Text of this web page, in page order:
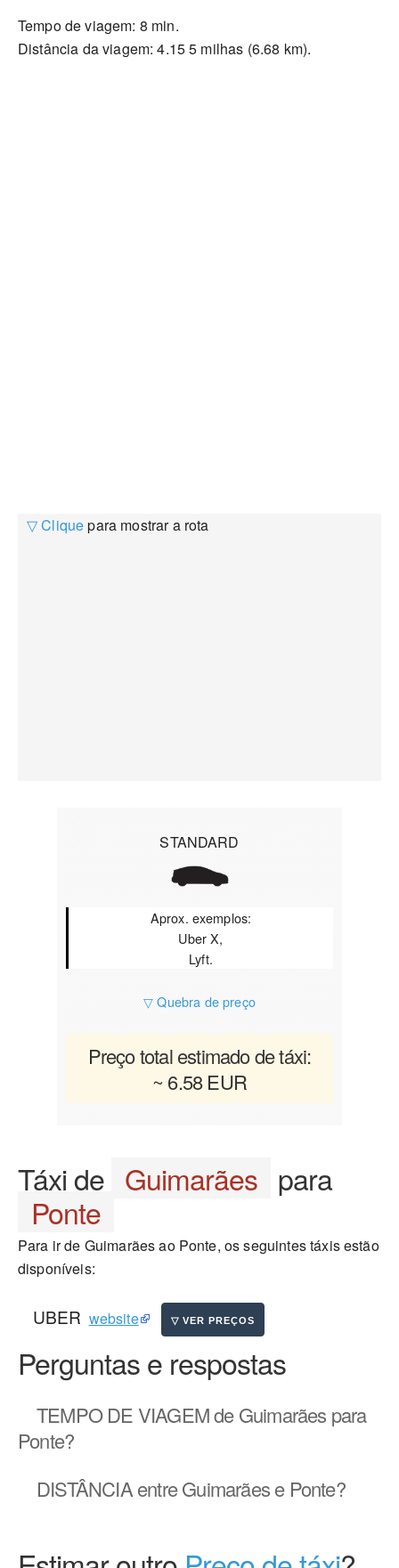
Tempo de viagem: 8 min.
Distância da viagem: 4.15 5 milhas (6.68 km).
▽ Cliquepara mostrar a rota
STANDARD
Aprox. exemplos:
Uber X,
Lyft.
▽ Quebra de preço
Preço total estimado de táxi:
~ 6.58 EUR
Táxi de Guimarães para
Ponte
Para ir de Guimarães ao Ponte, os seguintes táxis estão
disponíveis:
UBER website
Perguntas e respostas
TEMPO DE VIAGEMde Guimarães para
Ponte?
DISTÂNCIAentre Guimarães e Ponte?